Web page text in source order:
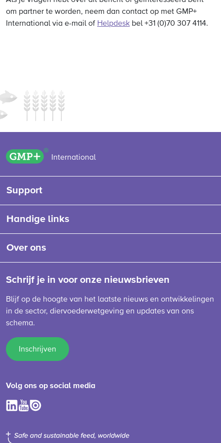
om partner te worden, neem dan contact op met GMP+
International via e-mail of Helpdesk bel +31 (0)70 307 4114.
GMP+ logo
International
Support
Handige links
Over ons
Schrijf je in voor onze nieuwsbrieven
Blijf op de hoogte van het laatste nieuws en ontwikkelingen
in de sector, diervoederwetgeving en updates van ons
schema.
Inschrijven
Volg ons op social media